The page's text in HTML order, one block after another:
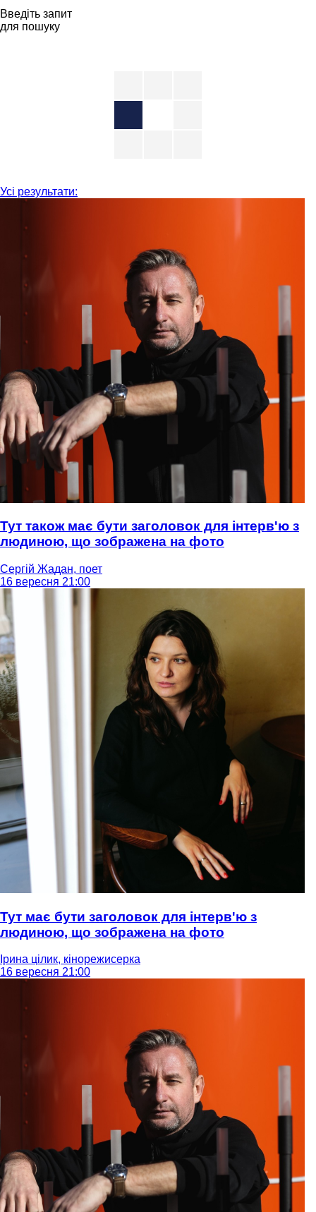
Введіть запит
для пошуку
Усі результати:
Тут також має бути заголовок для інтерв'ю з
людиною, що зображена на фото
Сергій Жадан, поет
16 вересня 21:00
Тут має бути заголовок для інтерв'ю з
людиною, що зображена на фото
Ірина цілик, кінорежисерка
16 вересня 21:00